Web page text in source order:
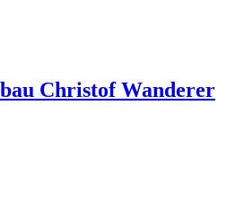
Christof Wanderer